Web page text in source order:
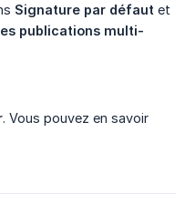
Signature par défaut et
publications multi-
. Vous pouvez en savoir